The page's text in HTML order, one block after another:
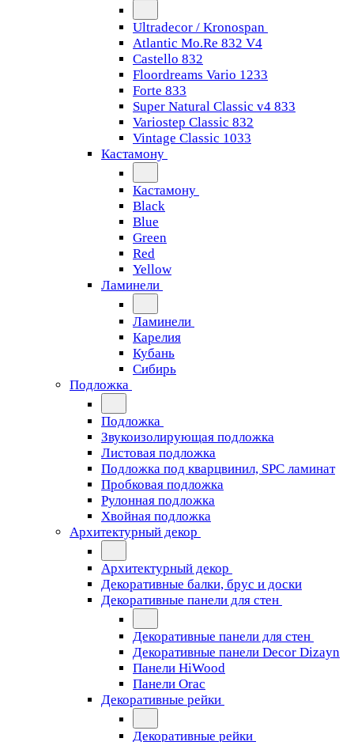
Ultradecor / Kronospan
Atlantic Mo.Re 832 V4
Castello 832
Floordreams Vario 1233
Forte 833
Super Natural Classic v4 833
Variostep Classic 832
Vintage Classic 1033
Кастамону
Кастамону
Black
Blue
Green
Red
Yellow
Ламинели
Ламинели
Карелия
Кубань
Сибирь
Подложка
Подложка
Звукоизолирующая подложка
Листовая подложка
Подложка под кварцвинил, SPC ламинат
Пробковая подложка
Рулонная подложка
Хвойная подложка
Архитектурный декор
Архитектурный декор
Декоративные балки, брус и доски
Декоративные панели для стен
Декоративные панели для стен
Декоративные панели Decor Dizayn
Панели HiWood
Панели Orac
Декоративные рейки
Декоративные рейки